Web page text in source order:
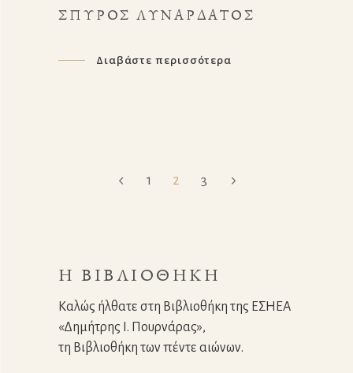
ΣΠΎΡΟΣ ΛΥΝΑΡΔΆΤΟΣ
Διαβάστε περισσότερα
1 2 3
Η ΒΙΒΛΙΟΘΉΚΗ
Καλώς ήλθατε στη Βιβλιοθήκη της ΕΣΗΕΑ
«Δημήτρης Ι. Πουρνάρας»,
τη Βιβλιοθήκη των πέντε αιώνων.